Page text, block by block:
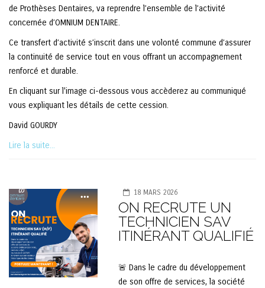
de Prothèses Dentaires, va reprendre l’ensemble de l’activité
concernée d’OMNIUM DENTAIRE.
Ce transfert d’activité s’inscrit dans une volonté commune d’assurer
la continuité de service tout en vous offrant un accompagnement
renforcé et durable.
En cliquant sur l'image ci-dessous vous accèderez au communiqué
vous expliquant les détails de cette cession.
David GOURDY
Lire la suite...
18 MARS 2026
ON RECRUTE UN
TECHNICIEN SAV
ITINÉRANT QUALIFIÉ
🚨 Dans le cadre du développement
de son offre de services, la société